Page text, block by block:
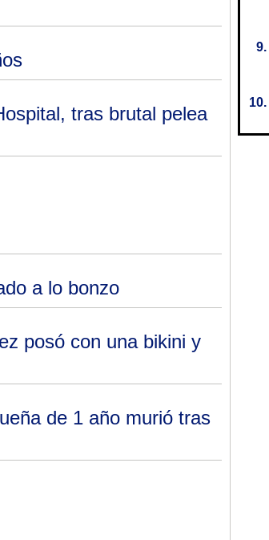
tras brutal pelea
a lo bonzo
posó con una bikini y
de 1 año murió tras